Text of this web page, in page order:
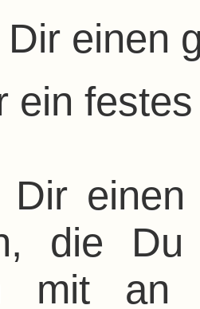
einen
ein
Dir
die
mit an